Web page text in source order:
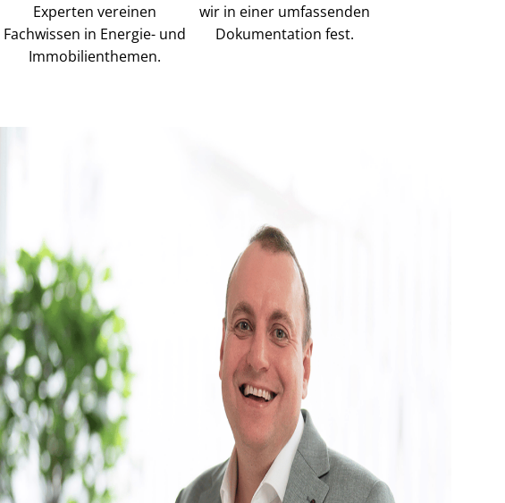
Experten vereinen
Fachwissen in Energie- und
Im­mo­bi­li­en­the­men.
wir in einer umfassenden
Dokumentation fest.